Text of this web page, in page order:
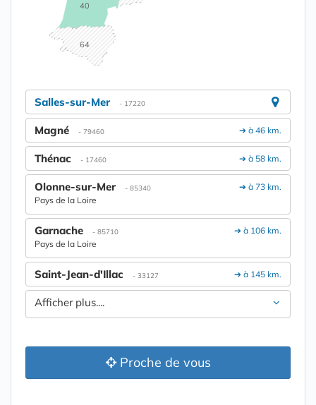
40
64
Salles-sur-Mer - 17220
➔ à 46 km.
Magné - 79460
➔ à 58 km.
Thénac - 17460
➔ à 73 km.
Olonne-sur-Mer - 85340
Pays de la Loire
➔ à 106 km.
Garnache - 85710
Pays de la Loire
➔ à 145 km.
Saint-Jean-d'Illac - 33127
Afficher plus....
Proche de vous